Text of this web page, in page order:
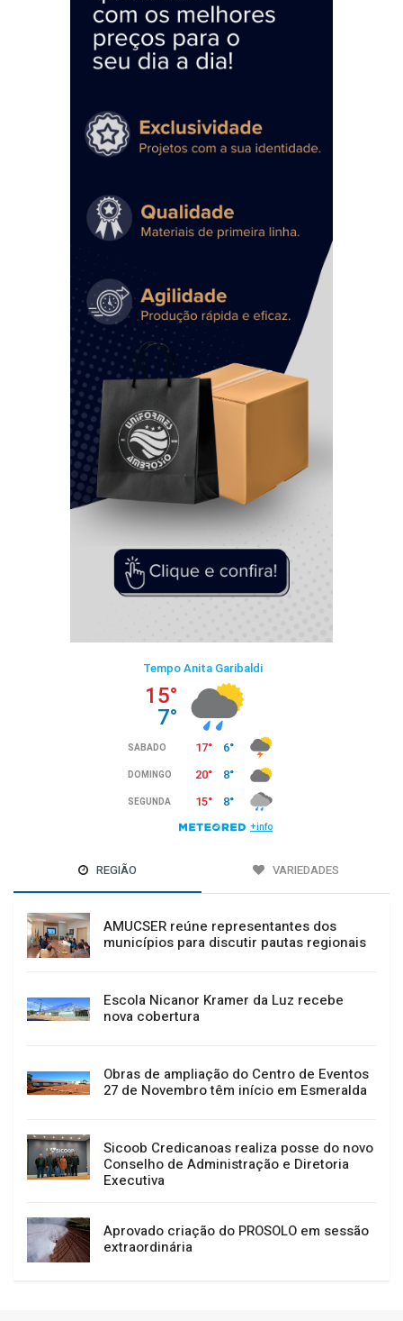
REGIÃO VARIEDADES
AMUCSER reúne representantes dos
municípios para discutir pautas regionais
Escola Nicanor Kramer da Luz recebe
nova cobertura
Obras de ampliação do Centro de Eventos
27 de Novembro têm início em Esmeralda
Sicoob Credicanoas realiza posse do novo
Conselho de Administração e Diretoria
Executiva
Aprovado criação do PROSOLO em sessão
extraordinária